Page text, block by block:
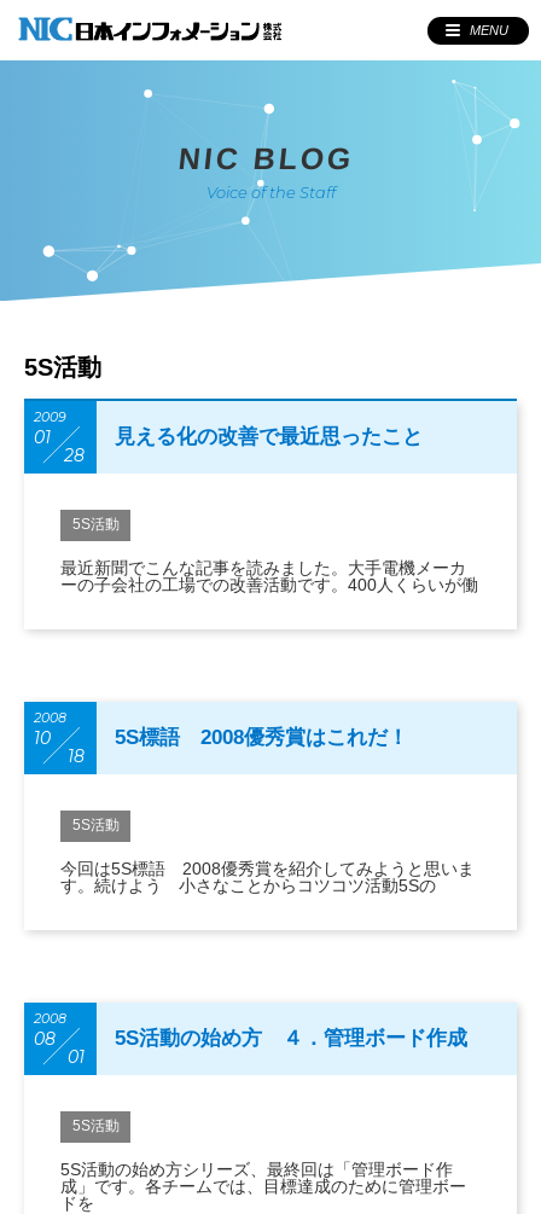
MENU
NIC BLOG
Voice of the Staff
5S活動
2009
01
28
見える化の改善で最近思ったこと
5S活動
最近新聞でこんな記事を読みました。大手電機メーカ
ーの子会社の工場での改善活動です。400人くらいが働
2008
10
18
5S標語 2008優秀賞はこれだ！
5S活動
今回は5S標語 2008優秀賞を紹介してみようと思いま
す。続けよう 小さなことからコツコツ活動5Sの
2008
08
01
5S活動の始め方 ４．管理ボード作成
5S活動
5S活動の始め方シリーズ、最終回は「管理ボード作
成」です。各チームでは、目標達成のために管理ボー
ドを